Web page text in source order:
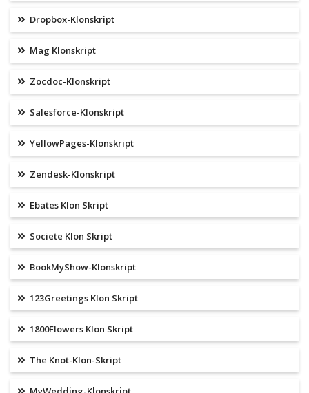
Dropbox-Klonskript
Mag Klonskript
Zocdoc-Klonskript
Salesforce-Klonskript
YellowPages-Klonskript
Zendesk-Klonskript
Ebates Klon Skript
Societe Klon Skript
BookMyShow-Klonskript
123Greetings Klon Skript
1800Flowers Klon Skript
The Knot-Klon-Skript